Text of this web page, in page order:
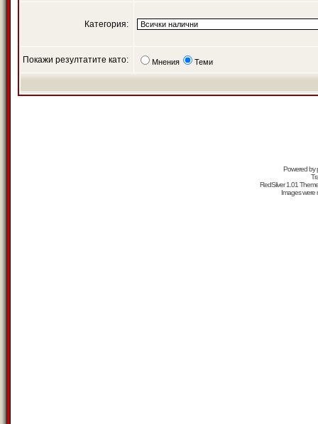
Категория:
Покажи резултатите като: Мнения Теми
Powered by
RedSilver 1.01
Images were